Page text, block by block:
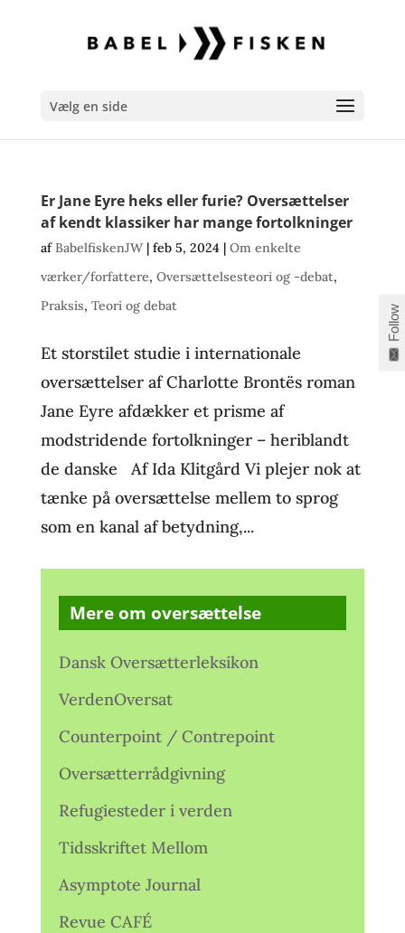
Vælg en side
Er Jane Eyre heks eller furie? Oversættelser
af kendt klassiker har mange fortolkninger
afBabelfiskenJW| feb 5, 2024 | Om enkelte
værker/forfattere, Oversættelsesteori og -debat,
Praksis, Teori og debat
Et storstilet studie i internationale
oversættelser af Charlotte Brontës roman
Jane Eyre afdækker et prisme af
modstridende fortolkninger – heriblandt
de danske Af Ida Klitgård Vi plejer nok at
tænke på oversættelse mellem to sprog
som en kanal af betydning,...
Mere om oversættelse
Dansk Oversætterleksikon
VerdenOversat
Counterpoint / Contrepoint
Oversætterrådgivning
Refugiesteder i verden
Tidsskriftet Mellom
Asymptote Journal
Revue CAFÉ
Follow